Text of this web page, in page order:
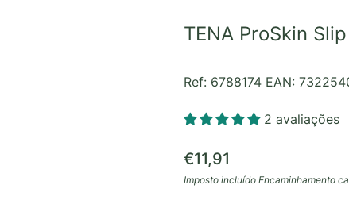
TENA ProSkin
Ref: 6788174 EAN:
2 avaliações
Preço normal
€11,91
Imposto incluído Encaminhamento